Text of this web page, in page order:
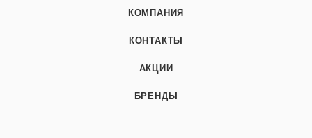
КОМПАНИЯ
КОНТАКТЫ
АКЦИИ
БРЕНДЫ